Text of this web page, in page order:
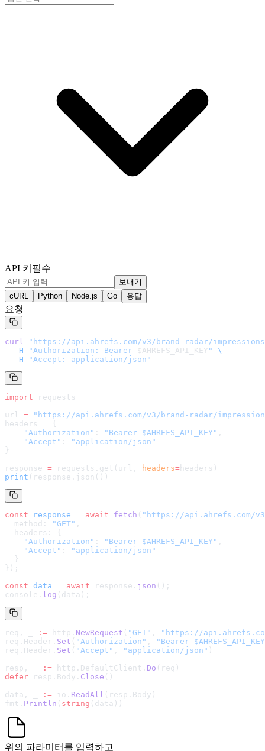
API 키 필수
보내기
cURL
Python Node.js Go 응답
요청
curl " https://api.ahrefs.com/v3/brand-radar/
  -H
"Authorization: Bearer $AHREFS_API_KEY "
\
  -H
"Accept: application/json"
import requests
url = " https://api.ahrefs.com/v3/brand-radar/
headers = {
    "Authorization"
: "Bearer $AHREFS_API_KEY" ,
    "Accept"
:
"application/json"
}
response = requests.get(url, headers= headers )
print (response.json())
const response = await fetch ( " https://api.ahrefs.com/
  method:
"GET" ,
  headers: {
    "Authorization"
: "Bearer $AHREFS_API_KEY" ,
    "Accept"
:
"application/json"
  }
});
const data = await response. json ();
console. log (data);
req, _ := http. NewRequest ( "GET" , " https://
req.Header. Set ( "Authorization" ,
"Bearer
req.Header. Set ( "Accept" , "application/json" )
resp, _
:= http.DefaultClient. Do (req)
defer resp.Body. Close ()
data, _
:= io. ReadAll (resp.Body)
fmt. Println ( string (data))
위의 파라미터를 입력하고